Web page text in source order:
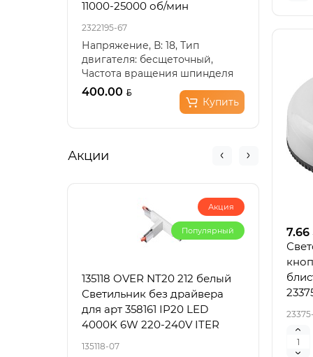
11000-25000 об/мин
2322195-67
Напряжение, В: 18, Тип
двигателя: бесщеточный,
Частота вращения шпинделя
(холостой ход), мин??: 11..
400.00
Купить
18,
0-
Акции
Акция
Популярный
135118 OVER NT20 212 белый
Светильник без драйвера
для арт 358161 IP20 LED
4000K 6W 220-240V ITER
135118-07
220V
3353/
7.66